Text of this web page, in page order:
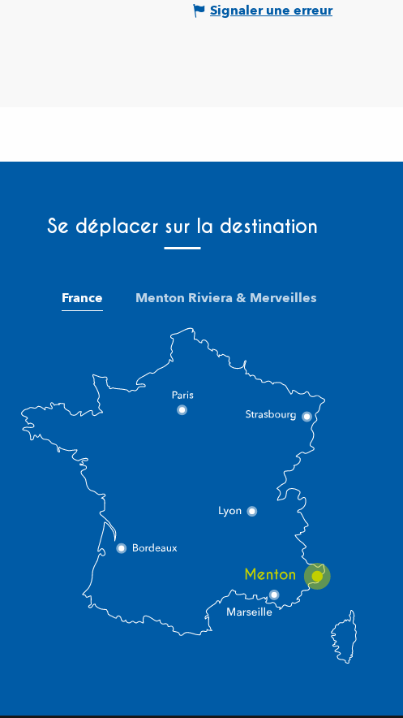
Signaler une erreur
Se déplacer sur la destination
France Menton Riviera & Merveilles